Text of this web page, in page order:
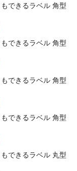
できるラベル 角型
できるラベル 角型
できるラベル 角型
できるラベル 角型
できるラベル 丸型